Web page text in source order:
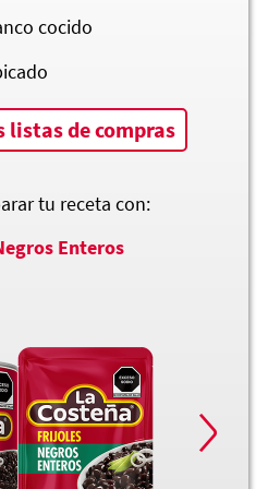
cocido
listas de compras
tu receta con:
Enteros